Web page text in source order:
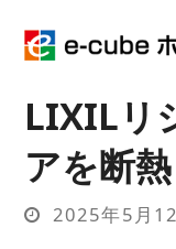
LIXILリ
アを断
2025年5月